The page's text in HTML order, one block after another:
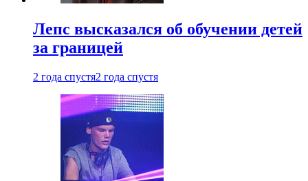
Лепс высказался об обучении детей
за границей
2 года спустя2 года спустя